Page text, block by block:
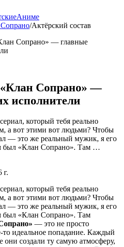
Аниме
/Актёрский состав
Сопрано» —
исполнители
который тебя реально
а вот этими вот людьми? Чтобы
— это же реальный мужик, я его
был «Клан Сопрано». Там …
г.
который тебя реально
а вот этими вот людьми? Чтобы
— это же реальный мужик, я его
был «Клан Сопрано». Там
— это не просто
то идеальное попадание. Каждый
создали ту самую атмосферу,